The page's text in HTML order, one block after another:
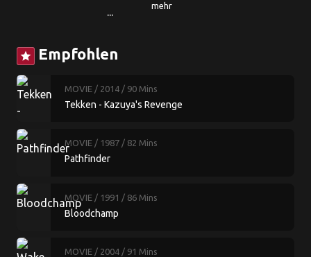
...
mehr
star Empfohlen
MOVIE / 2014 / 90 Mins
Tekken - Kazuya's Revenge
MOVIE / 1987 / 82 Mins
Pathfinder
MOVIE / 1991 / 86 Mins
Bloodchamp
MOVIE / 2004 / 91 Mins